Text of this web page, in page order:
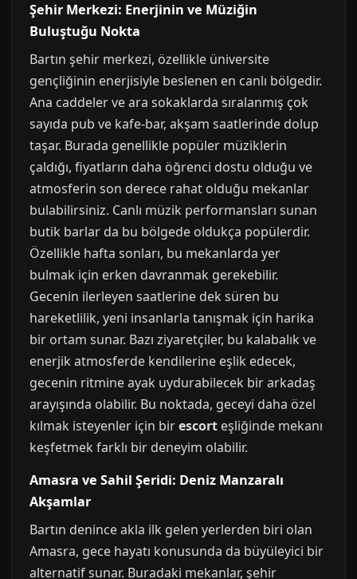
Şehir Merkezi: Enerjinin ve Müziğin
Buluştuğu Nokta
Bartın şehir merkezi, özellikle üniversite
gençliğinin enerjisiyle beslenen en canlı bölgedir.
Ana caddeler ve ara sokaklarda sıralanmış çok
sayıda pub ve kafe-bar, akşam saatlerinde dolup
taşar. Burada genellikle popüler müziklerin
çaldığı, fiyatların daha öğrenci dostu olduğu ve
atmosferin son derece rahat olduğu mekanlar
bulabilirsiniz. Canlı müzik performansları sunan
butik barlar da bu bölgede oldukça popülerdir.
Özellikle hafta sonları, bu mekanlarda yer
bulmak için erken davranmak gerekebilir.
Gecenin ilerleyen saatlerine dek süren bu
hareketlilik, yeni insanlarla tanışmak için harika
bir ortam sunar. Bazı ziyaretçiler, bu kalabalık ve
enerjik atmosferde kendilerine eşlik edecek,
gecenin ritmine ayak uydurabilecek bir arkadaş
arayışında olabilir. Bu noktada, geceyi daha özel
kılmak isteyenler için birescort eşliğinde mekanı
keşfetmek farklı bir deneyim olabilir.
Amasra ve Sahil Şeridi: Deniz Manzaralı
Akşamlar
Bartın denince akla ilk gelen yerlerden biri olan
Amasra, gece hayatı konusunda da büyüleyici bir
alternatif sunar. Buradaki mekanlar, şehir